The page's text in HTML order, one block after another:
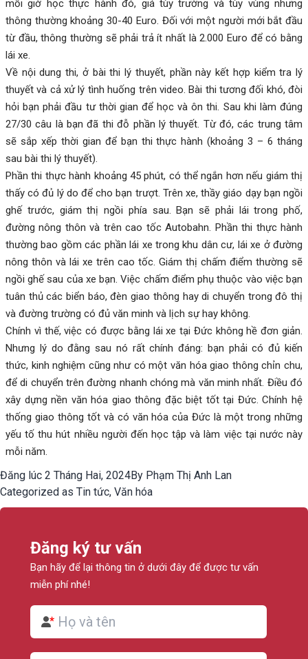
mỗi giờ học thực hành đó, giá tùy trường và tùy vùng nhưng
thông thường khoảng 30-40 Euro. Đối với một người mới bắt đầu
từ đầu, thông thường sẽ phải trả ít nhất là 2.000 Euro để có bằng
lái xe.
Về nội dung thi, ở bài thi lý thuyết, phần này kết hợp kiểm tra lý
thuyết và cả xử lý tình huống trên video. Bài thi tương đối khó, đòi
hỏi bạn phải đầu tư thời gian để học và ôn thi. Sau khi làm đúng
27/30 câu là bạn đã thi đỗ phần lý thuyết. Từ đó, các trung tâm
sẽ sắp xếp thời gian để bạn thi thực hành (khoảng 3 – 6 tháng
sau bài thi lý thuyết).
Phần thi thực hành khoảng 45 phút, có thể ngắn hơn nếu giám thị
thấy có đủ lý do để cho bạn trượt. Trên xe, thầy giáo dạy bạn ngồi
ghế trước, giám thị ngồi phía sau. Bạn sẽ phải lái trong phố,
đường nông thôn và trên cao tốc Autobahn. Phần thi thực hành
thường bao gồm các phần lái xe trong khu dân cư, lái xe ở đường
nông thôn và lái xe trên cao tốc. Giám thị chấm điểm thường sẽ
ngồi ghế sau của xe bạn. Việc chấm điểm phụ thuộc vào việc bạn
tuân thủ các biển báo, đèn giao thông hay di chuyển trong đô thị
và đường trường có đủ văn minh và lịch sự hay không.
Chính vì thế, việc có được bằng lái xe tại Đức không hề đơn giản.
Nhưng lý do đằng sau nó rất chính đáng: bạn phải có đủ kiến
thức, kinh nghiệm cũng như có một văn hóa giao thông chỉn chu,
để di chuyển trên đường nhanh chóng mà văn minh nhất. Điều đó
xây dựng nền văn hóa giao thông đặc biệt tốt tại Đức. Chính hệ
thống giao thông tốt và có văn hóa của Đức là một trong những
yếu tố thu hút nhiều người đến học tập và làm việc tại nước này
mỗi năm.
Đăng lúc 2 Tháng Hai, 2024By Phạm Thị Anh Lan
Categorized as Tin tức, Văn hóa
Đăng ký tư vấn
Bạn hãy để lại thông tin ở dưới đây để được tư vấn
miễn phí nhé!